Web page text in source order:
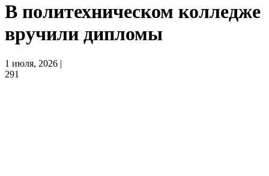
В политехническом колледже
вручили дипломы
1 июля, 2026 |
291